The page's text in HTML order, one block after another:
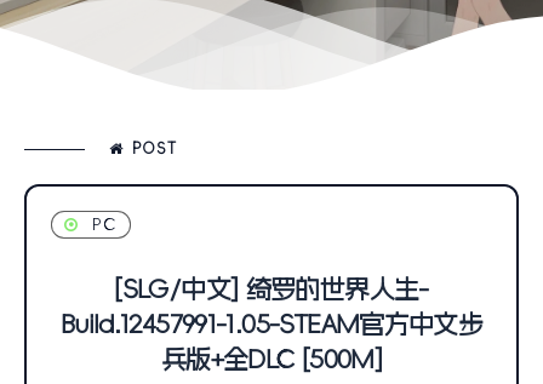
POST
PC
[SLG/中文] 绮罗的世界人生-
Build.12457991-1.05-STEAM官方中文步
兵版+全DLC [500M]